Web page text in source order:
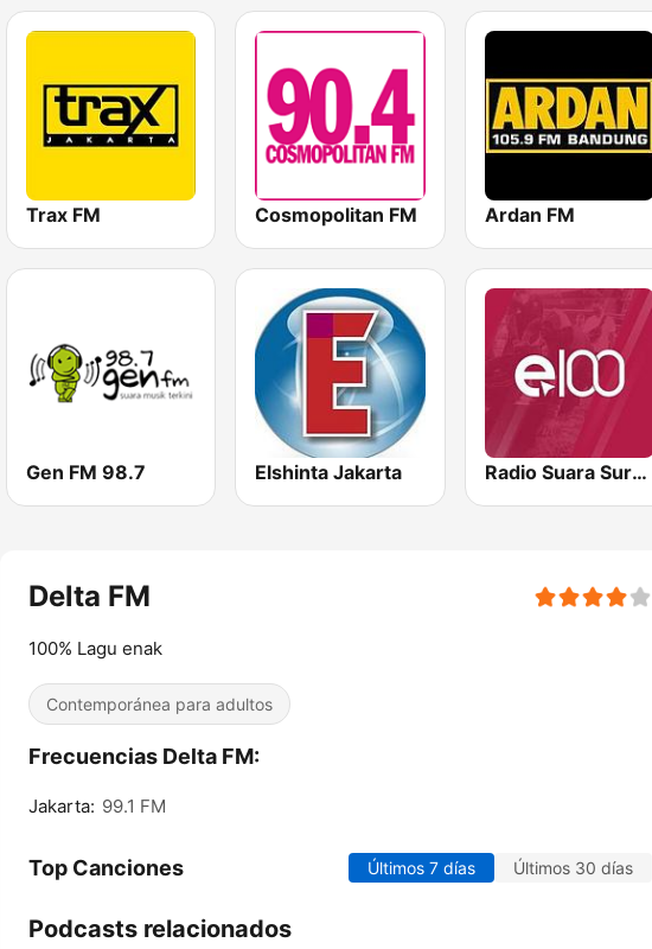
Trax FM Cosmopolitan FM Ardan FM
Gen FM 98.7 Elshinta Jakarta Radio Suara Surabaya
Delta FM
100% Lagu enak
Contemporánea para adultos
Frecuencias Delta FM:
Jakarta: 99.1 FM
Top Canciones Últimos 7 días Últimos 30 días
Podcasts relacionados